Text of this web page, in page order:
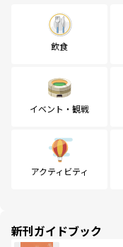
飲食
イベント・観戦
アクティビティ
新刊ガイドブック